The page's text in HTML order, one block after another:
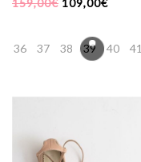
36 37 38 39 40 41